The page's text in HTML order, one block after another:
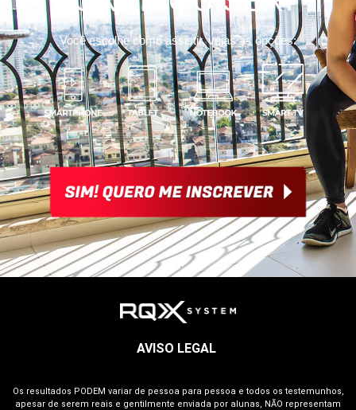
Você escolhe como assistir, vejas as opções:
AVISO LEGAL
Os resultados PODEM variar de pessoa para pessoa e todos os testemunhos,
apesar de serem reais e gentilmente enviada por alunas, NÃO representam